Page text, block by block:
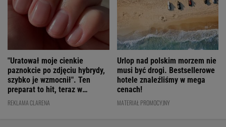
"Uratował moje cienkie
paznokcie po zdjęciu hybrydy,
szybko je wzmocnił". Ten
preparat to hit, teraz w
świetnej cenie
REKLAMA CLARENA
Urlop nad polskim morzem nie
musi być drogi. Bestsellerowe
hotele znaleźliśmy w mega
cenach!
MATERIAŁ PROMOCYJNY